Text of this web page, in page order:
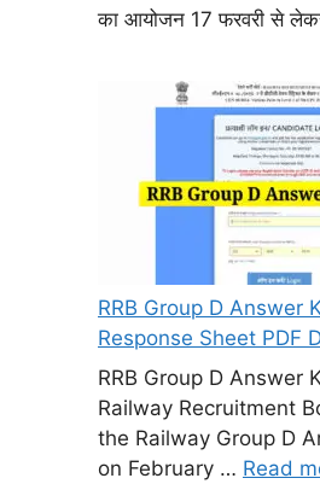
का आयोजन 17 फरवरी से
RRB Group D Answer
Response Sheet PDF
RRB Group D Answer
Railway Recruitment
the Railway Group D
on February … Read